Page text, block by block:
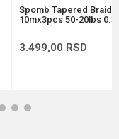
Spomb Tapered
10mx3pcs 50-20lbs
3.499,00 RSD
101112